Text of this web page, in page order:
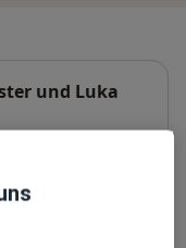
und Luka